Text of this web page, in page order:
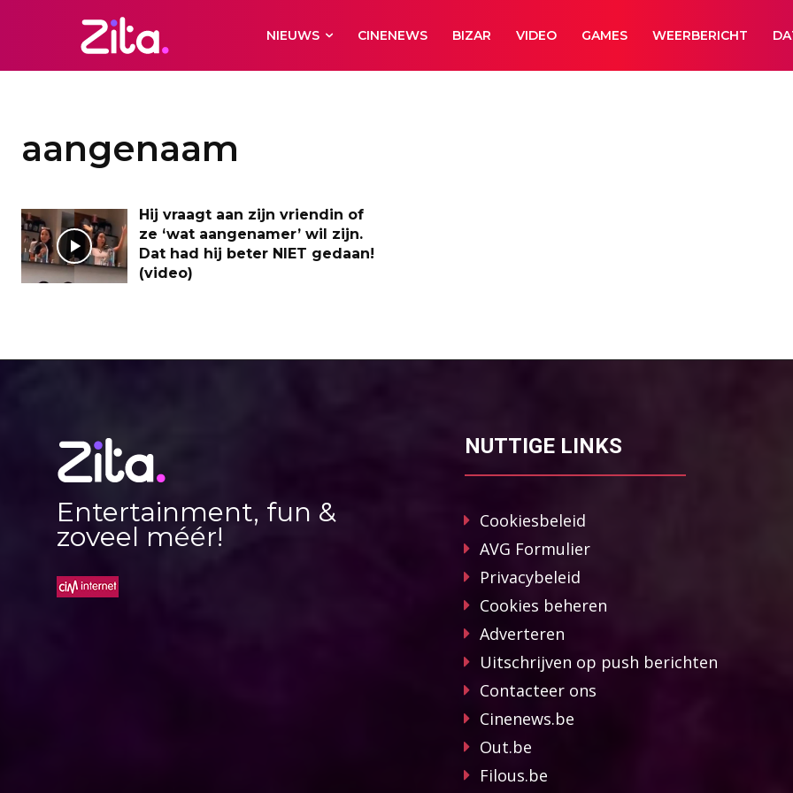
NIEUWS CINENEWS BIZAR VIDEO GAMES WEERBERICHT
aangenaam
Hij vraagt aan zijn vriendin of
ze ‘wat aangenamer’ wil zijn.
Dat had hij beter NIET gedaan!
(video)
Entertainment, fun &
zoveel méér!
NUTTIGE LINKS
Cookiesbeleid
AVG Formulier
Privacybeleid
Cookies beheren
Adverteren
Uitschrijven op push berichten
Contacteer ons
Cinenews.be
Out.be
Filous.be